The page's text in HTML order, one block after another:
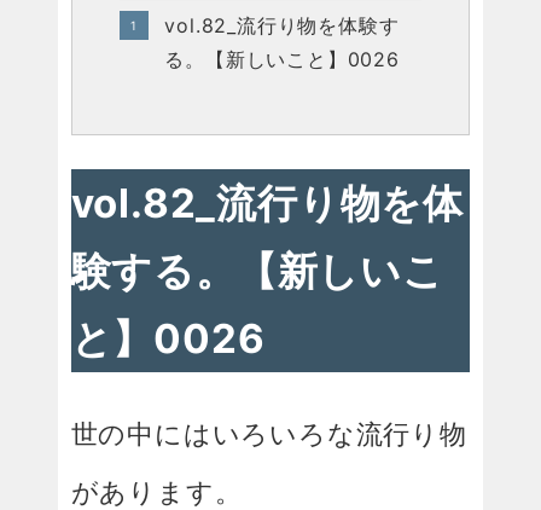
vol.82_流行り物を体験す
る。【新しいこと】0026
vol.82_流行り物を体
験する。【新しいこ
と】0026
世の中にはいろいろな流行り物
があります。